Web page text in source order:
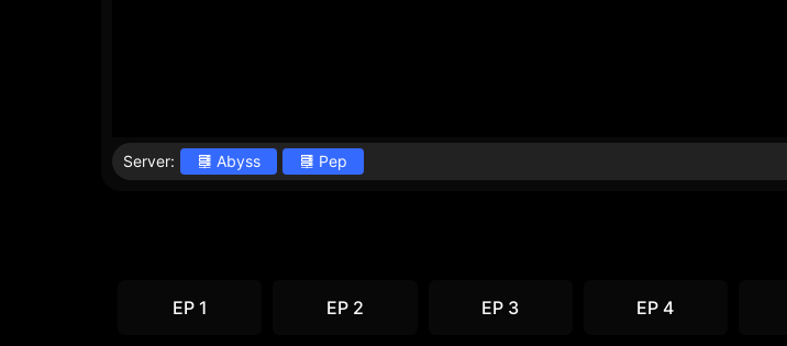
Server: Abyss Pep
EP 1 EP 2 EP 3 EP 4